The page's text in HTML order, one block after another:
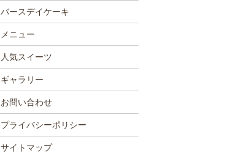
バースデイケーキ
メニュー
人気スイーツ
ギャラリー
お問い合わせ
プライバシーポリシー
サイトマップ